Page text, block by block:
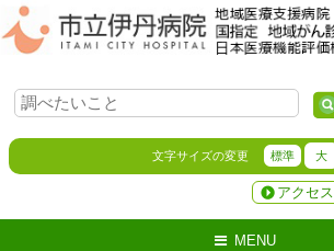
文字サイズの変更 標準 大
アクセス
MENU